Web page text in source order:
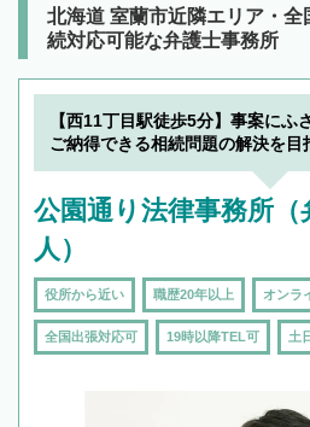
北海道 室蘭市近隣エリア・全
続対応可能な弁護士事務所
【西11丁目駅徒歩5分】事案にふ
ご納得できる相続問題の解決を目
公園通り法律事務所（
人）
役所から近い 職歴20年以上 オンラ
全国出張対応可 19時以降TEL可 土